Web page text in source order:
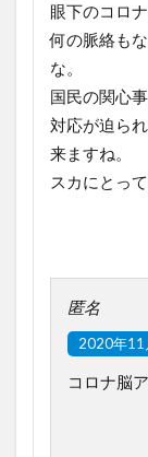
眼下のコロ
何の脈絡も
な。
国民の関心
対応が迫ら
来ますね。
スカにとっ
匿名
2020年11
コロナ脳